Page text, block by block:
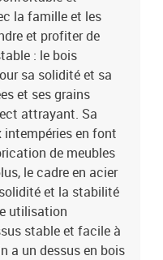
de siège :
de dossier :
x 66 x 6 cm (l x P x
: 67 x 45 x 15 cm (L x l x
: 52 x 45 x 15 cm (L x l x
x canapé avec
de dossier4 x coussin de
la famille et les
et profiter de
: le bois
sa solidité et sa
et ses grains
attrayant. Sa
en font
de meubles
le cadre en acier
et la stabilité
utilisation
stable et facile à
a un dessus en bois